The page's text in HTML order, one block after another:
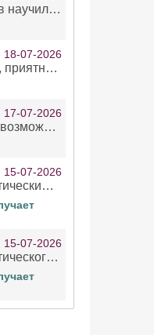
Если бы Сергей Кирсанов научился не сглатывать каждые 1-2 минуты слюну, так что слышно в микрофоне и, что вызывает отвращение, то мелжно было бы слушать.
18-07-2026
Голос чтеца нормальный, приятный тембр. Мне очень понравилось озвучивание рассказа. Очень странный отзыв Надежды. Может у неё что-то с нервами?
17-07-2026
Я конечно благодарна за возможность бесплатно слушать книги даже новинки , но чтение этой книги просто ужасно
15-07-2026
Автор переборщил с эротическими сценами. Похоже, с этим у него проблемы.
15-07-2026
Автор переборщил с эротического сценами. Похоже, с этим у него проблемы.